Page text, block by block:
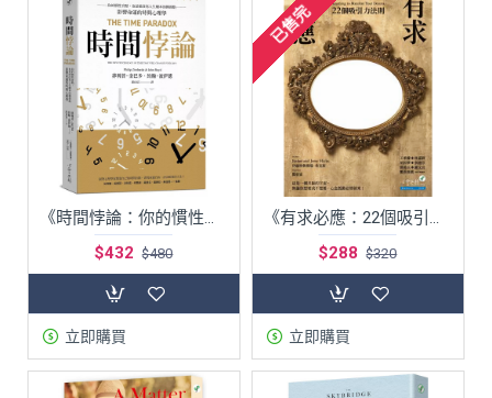
《時間悖論：你的慣性盲點，也是能改寫人生劇本的轉捩點──影響命運的時間心理學》（原書名：《你何時要吃棉花糖？》）
$432 $480
立即購買
已售完
《有求必應：22個吸引力法則》
$288 $320
立即購買